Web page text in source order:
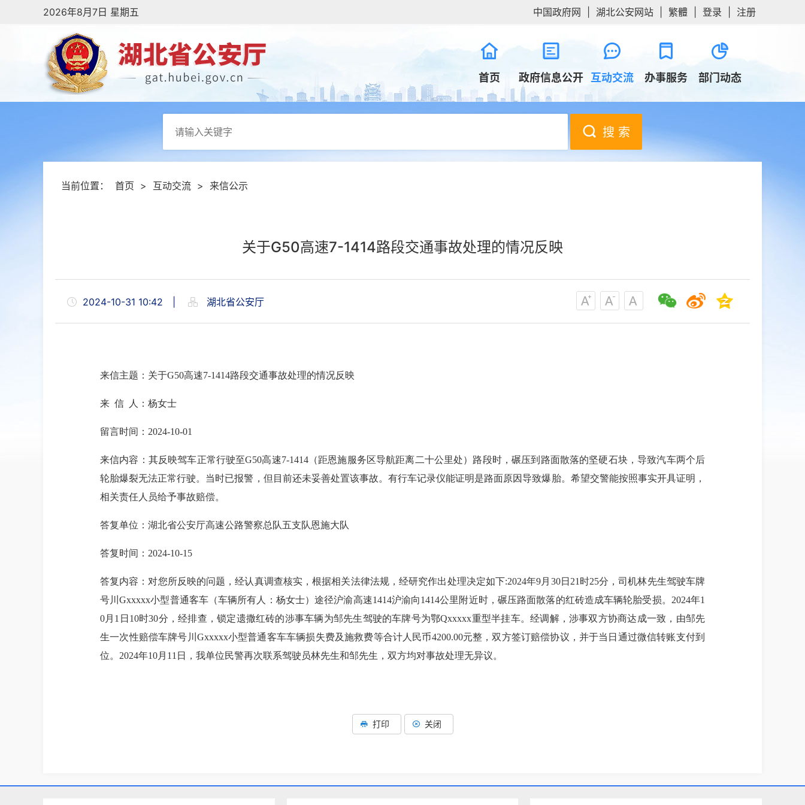
2026年8月7日 星期五 中国政府网 湖北公安网站 繁體 登录 注册
首页 政府信息公开 互动交流 办事服务 部门动态
搜 索
当前位置： 首页 > 互动交流 > 来信公示
关于G50高速7-1414路段交通事故处理的情况反映
2024-10-31 10:42 湖北省公安厅
来信主题 ： 关于G50高速7-1414路段交通事故处理的情况反映
来 信 人：杨女士
留言时间：2024-10-01
来信内容： 其反映驾车正常行驶至G50高速7-1414（距恩施服务区导航距离二十公里处）路段时，碾压到路面散落的坚硬石块，导致汽车两个后
轮胎爆裂无法正常行驶。当时已报警，但目前还未妥善处置该事故。有行车记录仪能证明是路面原因导致爆胎。希望交警能按照事实开具证明，
相关责任人员给予事故赔偿。
答复单位：湖北省公安厅高速公路警察总队五支队恩施大队
答复时间：2024-10-15
答复内容：对您所反映的问题，经认真调查核实，根据相关法律法规，经研究作出处理决定如下:2024年9月30日21时25分，司机林先生驾驶车牌
号川Gxxxxx小型普通客车（车辆所有人：杨女士）途径沪渝高速1414沪渝向1414公里附近时，碾压路面散落的红砖造成车辆轮胎受损。2024年1
0月1日10时30分，经排查，锁定遗撒红砖的涉事车辆为邹先生驾驶的车牌号为鄂Qxxxxx重型半挂车。经调解，涉事双方协商达成一致，由邹先
生一次性赔偿车牌号川Gxxxxx小型普通客车车辆损失费及施救费等合计人民币4200.00元整，双方签订赔偿协议，并于当日通过微信转账支付到
位。2024年10月11日，我单位民警再次联系驾驶员林先生和邹先生，双方均对事故处理无异议。
打印 关闭